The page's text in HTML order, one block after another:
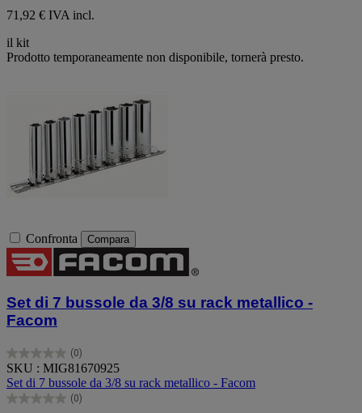
71,92 € IVA incl.
il kit
Prodotto temporaneamente non disponibile, tornerà presto.
Confronta Compara
Set di 7 bussole da 3/8 su rack metallico -
Facom
(0)
0.0
su
5
stelle.
SKU : MIG81670925
Set di 7 bussole da 3/8 su rack metallico - Facom
(0)
0.0